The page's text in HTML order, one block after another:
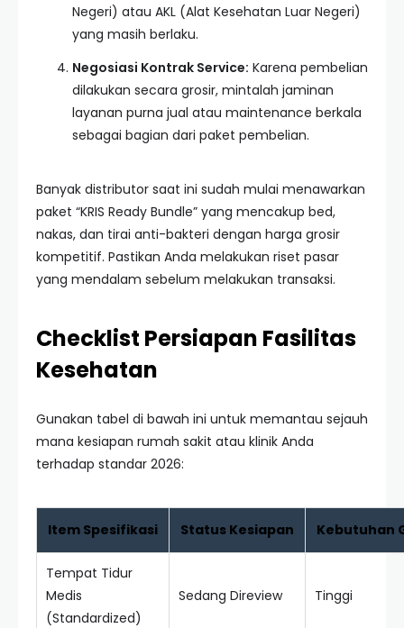
Negeri) atau AKL (Alat Kesehatan Luar Negeri)
yang masih berlaku.
Negosiasi Kontrak Service: Karena pembelian
dilakukan secara grosir, mintalah jaminan
layanan purna jual atau maintenance berkala
sebagai bagian dari paket pembelian.
Banyak distributor saat ini sudah mulai menawarkan
paket “KRIS Ready Bundle” yang mencakup bed,
nakas, dan tirai anti-bakteri dengan harga grosir
kompetitif. Pastikan Anda melakukan riset pasar
yang mendalam sebelum melakukan transaksi.
Checklist Persiapan Fasilitas
Kesehatan
Gunakan tabel di bawah ini untuk memantau sejauh
mana kesiapan rumah sakit atau klinik Anda
terhadap standar 2026:
Item Spesifikasi Status Kesiapan Kebutuhan
Tempat Tidur
Medis
(Standardized)
Sedang Direview Tinggi